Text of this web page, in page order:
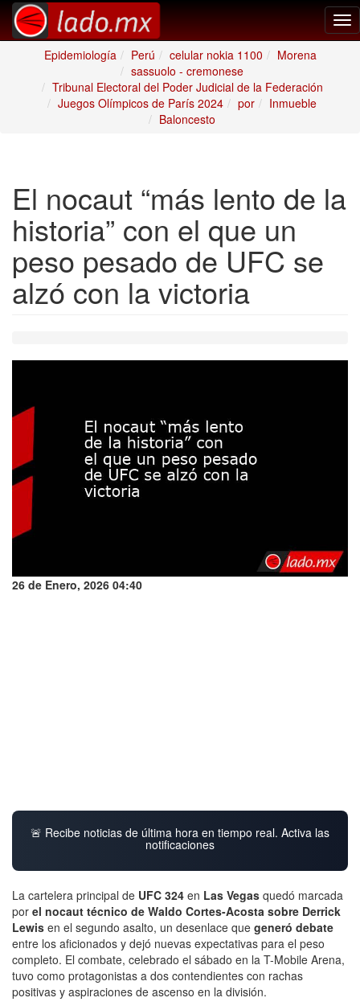
Epidemiología
Perú celular nokia 1100
Morena
sassuolo - cremonese
Tribunal Electoral del Poder Judicial de la Federación
Juegos Olímpicos de París 2024
por
Inmueble
Baloncesto
El nocaut “más lento de la
historia” con el que un
peso pesado de UFC se
alzó con la victoria
26 de Enero, 2026 04:40
🚨 Recibe noticias de última hora en tiempo real. Activa las
notificaciones
La cartelera principal de UFC 324 en Las Vegas quedó marcada
por el nocaut técnico de Waldo Cortes-Acosta sobre Derrick
Lewis en el segundo asalto, un desenlace que generó debate
entre los aficionados y dejó nuevas expectativas para el peso
completo. El combate, celebrado el sábado en la T-Mobile Arena,
tuvo como protagonistas a dos contendientes con rachas
positivas y aspiraciones de ascenso en la división.